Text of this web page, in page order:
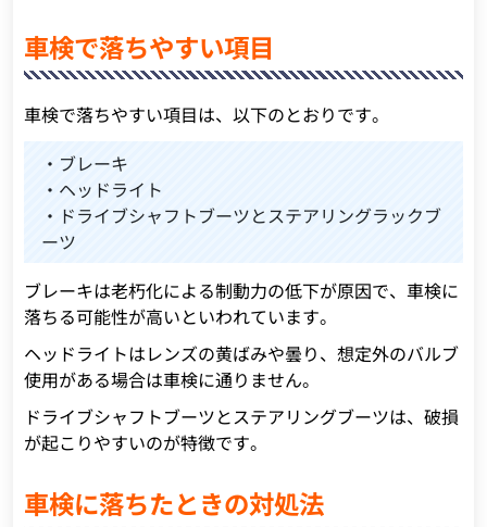
車検で落ちやすい項目
車検で落ちやすい項目は、以下のとおりです。
・ブレーキ
・ヘッドライト
・ドライブシャフトブーツとステアリングラックブ
ーツ
ブレーキは老朽化による制動力の低下が原因で、車検に
落ちる可能性が高いといわれています。
ヘッドライトはレンズの黄ばみや曇り、想定外のバルブ
使用がある場合は車検に通りません。
ドライブシャフトブーツとステアリングブーツは、破損
が起こりやすいのが特徴です。
車検に落ちたときの対処法